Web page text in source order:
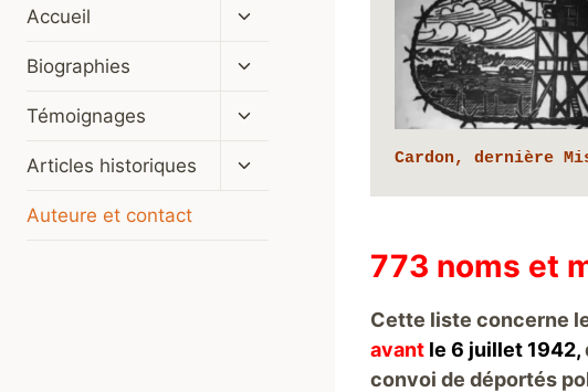
Cardon, dernière
773 noms et
Cette liste concerne
avantle 6 juillet 1942,
convoi de déportés
Accueil
Ouvrir/fermer
menu
Biographies
Ouvrir/fermer
menu
Témoignages
Ouvrir/fermer
menu
Articles historiques
Ouvrir/fermer
Auteure et contact